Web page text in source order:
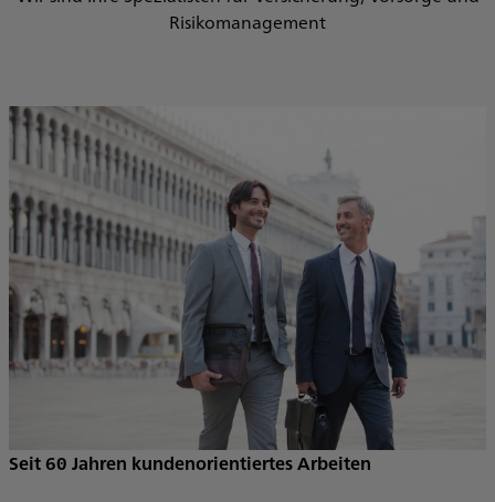
Risikomanagement
Seit 60 Jahren kundenorientiertes Arbeiten